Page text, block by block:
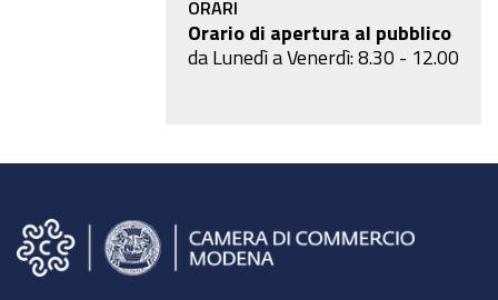
ORARI
Orario di apertura al pubblico
da Lunedì a Venerdì: 8.30 - 12.00